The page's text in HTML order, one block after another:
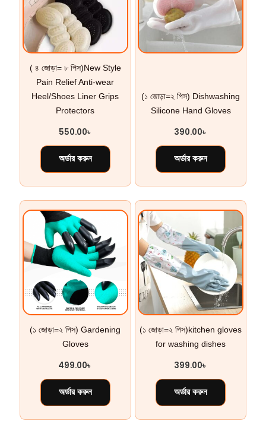
( ৪ জোড়া= ৮ পিস)New Style
Pain Relief Anti-wear
Heel/Shoes Liner Grips
Protectors
550.00৳
অর্ডার করুন
(১ জোড়া=২ পিস) Dishwashing
Silicone Hand Gloves
390.00৳
অর্ডার করুন
(১ জোড়া=২ পিস) Gardening
Gloves
499.00৳
অর্ডার করুন
(১ জোড়া=২ পিস)kitchen gloves
for washing dishes
399.00৳
অর্ডার করুন